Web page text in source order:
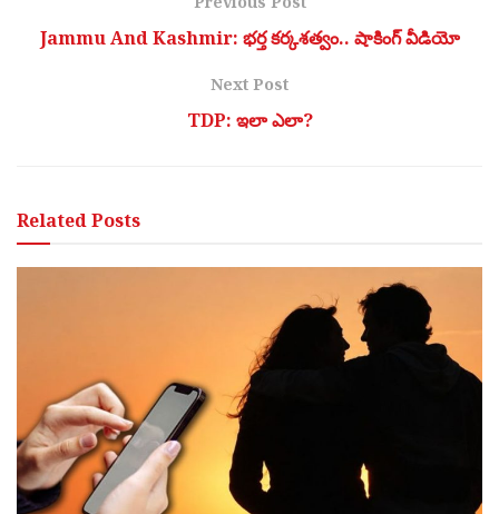
Jammu And Kashmir: భర్త కర్కశత్వం.. షాకింగ్ వీడియో
Next Post
TDP: ఇలా ఎలా?
RelatedPosts